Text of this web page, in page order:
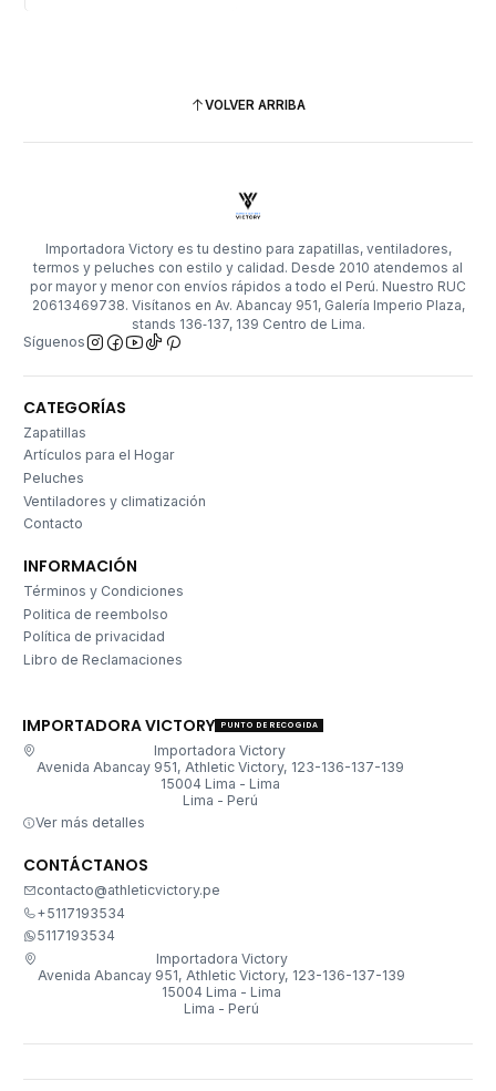
VOLVER ARRIBA
Importadora Victory es tu destino para zapatillas, ventiladores,
termos y peluches con estilo y calidad. Desde 2010 atendemos al
por mayor y menor con envíos rápidos a todo el Perú. Nuestro RUC
20613469738. Visítanos en Av. Abancay 951, Galería Imperio Plaza,
stands 136‑137, 139 Centro de Lima.
Síguenos
CATEGORÍAS
Zapatillas
Artículos para el Hogar
Peluches
Ventiladores y climatización
Contacto
INFORMACIÓN
Términos y Condiciones
Politica de reembolso
Política de privacidad
Libro de Reclamaciones
IMPORTADORA VICTORY PUNTO DE RECOGIDA
Importadora Victory
Avenida Abancay 951, Athletic Victory, 123-136-137-139
15004 Lima - Lima
Lima - Perú
Ver más detalles
CONTÁCTANOS
contacto@athleticvictory.pe
+5117193534
5117193534
Importadora Victory
Avenida Abancay 951, Athletic Victory, 123-136-137-139
15004 Lima - Lima
Lima - Perú